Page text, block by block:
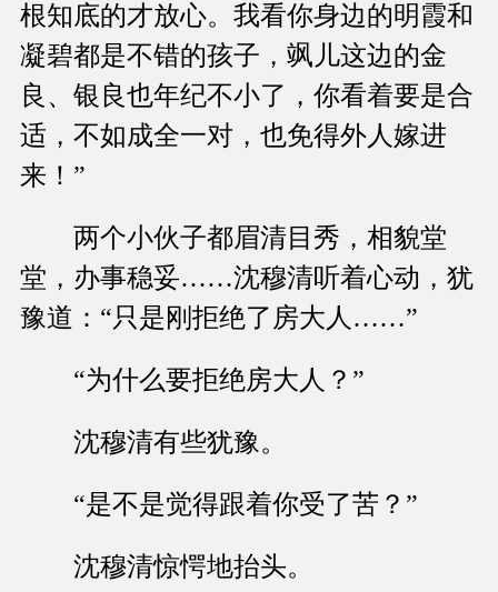
根知底的才放心。我看你身边的明霞和
凝碧都是不错的孩子，飒儿这边的金
良、银良也年纪不小了，你看着要是合
适，不如成全一对，也免得外人嫁进
来！”
两个小伙子都眉清目秀，相貌堂
堂，办事稳妥……沈穆清听着心动，犹
豫道：“只是刚拒绝了房大人……”
“为什么要拒绝房大人？”
沈穆清有些犹豫。
“是不是觉得跟着你受了苦？”
沈穆清惊愕地抬头。